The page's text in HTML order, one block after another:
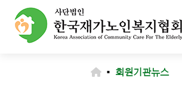
▪ 회원기관뉴스